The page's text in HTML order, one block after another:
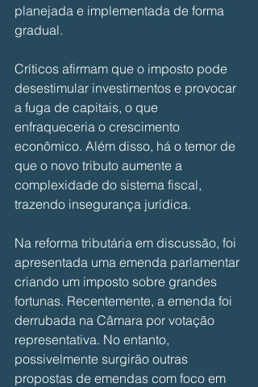
planejada e implementada de forma
gradual.
Críticos afirmam que o imposto pode
desestimular investimentos e provocar
a fuga de capitais, o que
enfraqueceria o crescimento
econômico. Além disso, há o temor de
que o novo tributo aumente a
complexidade do sistema fiscal,
trazendo insegurança jurídica.
Na reforma tributária em discussão, foi
apresentada uma emenda parlamentar
criando um imposto sobre grandes
fortunas. Recentemente, a emenda foi
derrubada na Câmara por votação
representativa. No entanto,
possivelmente surgirão outras
propostas de emendas com foco em